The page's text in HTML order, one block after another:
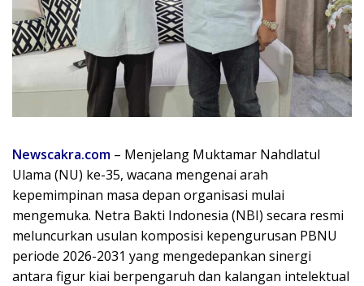
Newscakra.com – Menjelang Muktamar Nahdlatul
Ulama (NU) ke-35, wacana mengenai arah
kepemimpinan masa depan organisasi mulai
mengemuka. Netra Bakti Indonesia (NBI) secara resmi
meluncurkan usulan komposisi kepengurusan PBNU
periode 2026-2031 yang mengedepankan sinergi
antara figur kiai berpengaruh dan kalangan intelektual